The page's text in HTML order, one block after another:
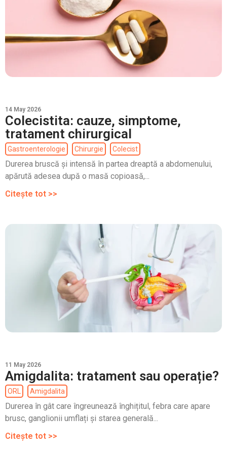
14 May 2026
Colecistita: cauze, simptome,
tratament chirurgical
Gastroenterologie Chirurgie Colecist
Durerea bruscă și intensă în partea dreaptă a abdomenului,
apărută adesea după o masă copioasă,...
Citește tot >>
11 May 2026
Amigdalita: tratament sau operație?
ORL Amigdalita
Durerea în gât care îngreunează înghițitul, febra care apare
brusc, ganglionii umflați și starea generală...
Citește tot >>